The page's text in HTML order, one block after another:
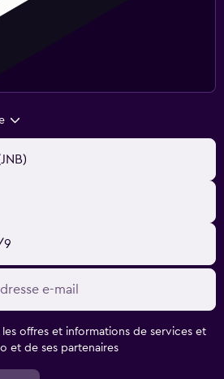
9
offres et informations de services et
et de ses partenaires